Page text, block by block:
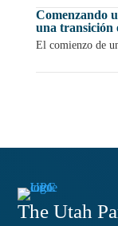
Comenzando
una transición
El comienzo de
The Utah